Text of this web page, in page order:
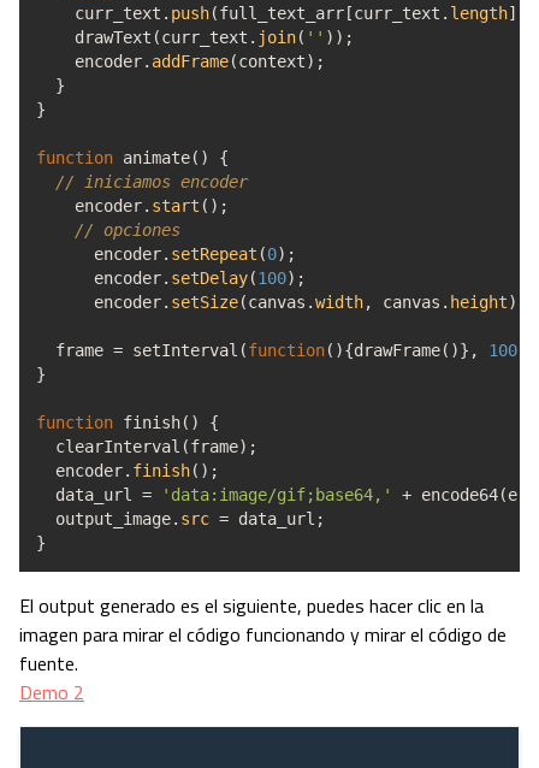
curr_text. push(full_text_arr [curr_text. length]
drawText (curr_text. join( '' ) ) ;
encoder. addFrame(context) ;
}
}
function animate( )
{
// iniciamos encoder
encoder. start ( ) ;
// opciones
encoder. setRepeat (0) ;
encoder. setDelay(100) ;
encoder. setSize(canvas.width, canvas. height)
frame = setInterval (function( ){drawFrame( )} , 100
}
function finish( )
{
clearInterval (frame) ;
encoder. finish( ) ;
data_url = 'data:image/gif;base64,' + encode64(
output_image. src = data_url ;
}
El output generado es el siguiente, puedes hacer clic en la
imagen para mirar el código funcionando y mirar el código de
fuente.
Demo 2